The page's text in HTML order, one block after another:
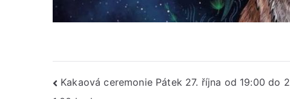
Navigace
Kakaová ceremonie Pátek 27. října od 19:00 do 2